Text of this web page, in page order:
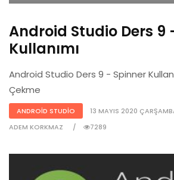
Android Studio Ders 9
Kullanımı
Android Studio Ders 9 - Spinner
Çekme
ANDROID STUDIO
13 MAYIS 2020
ADEM KORKMAZ
7289